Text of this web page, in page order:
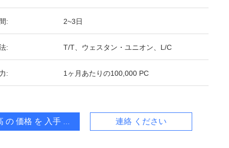
: 2~3日
: T/T、ウェスタン・ユニオン、L/C
: 1ヶ月あたりの100,000 PC
の 価格 を 入手 する 連絡 ください